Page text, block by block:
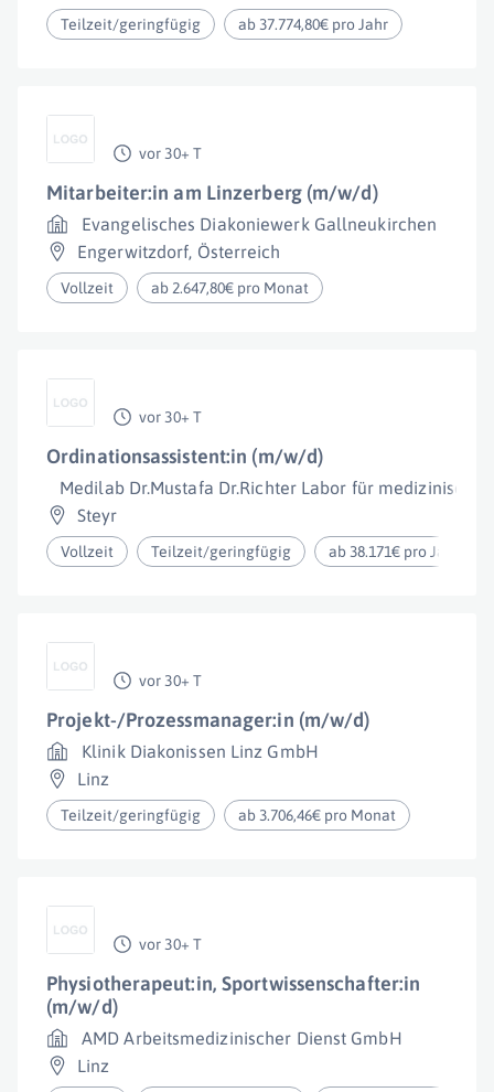
Teilzeit/geringfügig ab 37.774,80€ pro Jahr
vor 30+ T
Mitarbeiter:in am Linzerberg (m/w/d)
Evangelisches Diakoniewerk Gallneukirchen
Engerwitzdorf, Österreich
Vollzeit ab 2.647,80€ pro Monat
vor 30+ T
Ordinationsassistent:in (m/w/d)
Medilab Dr.Mustafa Dr.Richter Labor für medizinisch
Steyr
Vollzeit Teilzeit/geringfügig ab 38.171€ pro Jahr
vor 30+ T
Projekt-/Prozessmanager:in (m/w/d)
Klinik Diakonissen Linz GmbH
Linz
Teilzeit/geringfügig ab 3.706,46€ pro Monat
vor 30+ T
Physiotherapeut:in, Sportwissenschafter:in
(m/w/d)
AMD Arbeitsmedizinischer Dienst GmbH
Linz